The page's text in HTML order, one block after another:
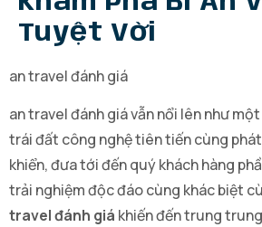
Tuyệt Vời
an travel đánh giá
an travel đánh giá vẫn nổi lên như
trái đất công nghệ tiên tiến cùng
khiển, đưa tới đến quý khách hàng
trải nghiệm độc đáo cùng khác biệt
travel đánh giá khiến đến trung